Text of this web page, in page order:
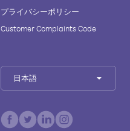
プライバシーポリシー
Customer Complaints Code
日本語